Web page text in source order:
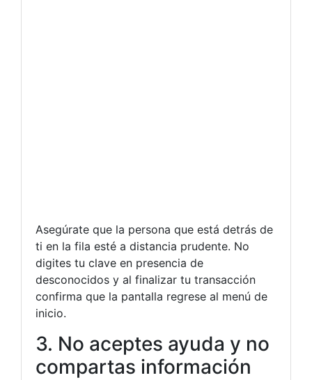
Asegúrate que la persona que está detrás de
ti en la fila esté a distancia prudente. No
digites tu clave en presencia de
desconocidos y al finalizar tu transacción
confirma que la pantalla regrese al menú de
inicio.
3. No aceptes ayuda y no
compartas información